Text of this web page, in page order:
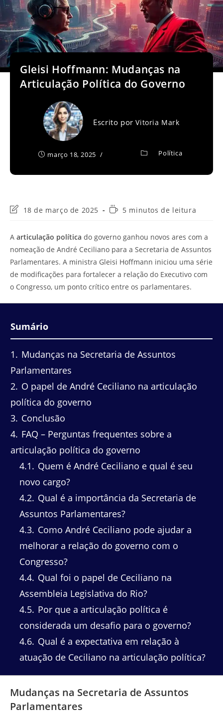
Gleisi Hoffmann: Mudanças na
Articulação Política do Governo
Escrito porVitoria Mark
março 18, 2025 Política
Última
post:
18 de março de 2025
Tempo5 minutos de leitura
A articulação política do governo ganhou novos ares com a
nomeação de André Ceciliano para a Secretaria de Assuntos
Parlamentares. A ministra Gleisi Hoffmann iniciou uma série
de modificações para fortalecer a relação do Executivo com
o Congresso, um ponto crítico entre os parlamentares.
Sumário
1
Mudanças na Secretaria de Assuntos
Parlamentares
2 O papel de André Ceciliano na articulação
política do governo
3 Conclusão
4 FAQ – Perguntas frequentes sobre a
articulação política do governo
4.1
Quem é André Ceciliano e qual é seu
novo cargo?
4.2 Qual é a importância da Secretaria de
Assuntos Parlamentares?
4.3 Como André Ceciliano pode ajudar a
melhorar a relação do governo com o
Congresso?
4.4 Qual foi o papel de Ceciliano na
Assembleia Legislativa do Rio?
4.5 Por que a articulação política é
considerada um desafio para o governo?
4.6 Qual é a expectativa em relação à
atuação de Ceciliano na articulação política?
Mudanças na Secretaria de Assuntos
Parlamentares